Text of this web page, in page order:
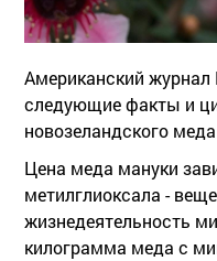
Американский журнал
следующие факты и
новозеландского
Цена меда мануки
метилглиоксала -
жизнедеятельность
килограмма меда с